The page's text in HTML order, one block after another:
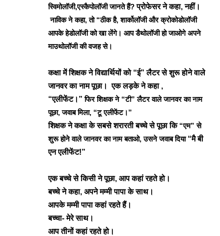
स्विमोलॉजी,एस्कैपोलॉजी जानते हैं?प्रोफेसर ने कहा, नहीं।
नाविक ने कहा, तो “ठीक है, शार्कोलॉजी और क्रोकोडोलॉजी
आपके हेडोलॉजी को खा लेंगे। आप डैथोलॉजी हो जाओगे अपने
माउथोलॉजी की वजह से।
कक्षा में शिक्षक ने विद्यार्थियों को “ई” लैटर से शुरू होने वाले
जानवर का नाम पूछा। एक लड़के ने कहा ,
“एलीफेंट।”फिर शिक्षक ने “टी” लैटर वाले जानवर का नाम
पूछा, जवाब मिला, “टू एलीफेंट।”
शिक्षक ने कक्षा के सबसे शरारती बच्चे से पूछा कि “एम” से
शुरू होने वाले जानवर का नाम बताओ, उसने जवाब दिया“मै बी
एन एलीफेंट!”
एक बच्चे से किसी ने पूछा, आप कहां रहते हो।
बच्चे ने कहा, अपने मम्मी पापा के साथ।
आपके मम्मी पापा कहां रहते हैं।
बच्चा- मेरे साथ।
आप तीनों कहां रहते हो।